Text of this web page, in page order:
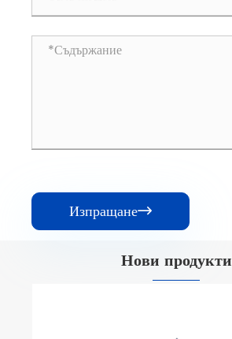
Изпращане
Нови продукти